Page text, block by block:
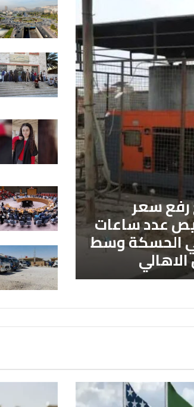
رفع سعر
عدد ساعات
الحسكة وسط